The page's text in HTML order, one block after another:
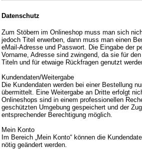
Datenschutz
Zum Stöbern im Onlineshop muss man sich
jedoch Titel erwerben, dann muss man einen
eMail-Adresse und Passwort. Die Eingabe der
Vorname, Adresse sind zwingend, da sie für
Titeln und für etwaige Rückfragen genutzt
Kundendaten/Weitergabe
Die Kundendaten werden bei einer Bestellung
übermittelt. Eine Weitergabe an Dritte erfolgt
Onlineshops sind in einem professionellen
geschützten Umgebung gespeichert und der
entsprechender Berechtigung möglich.
Mein Konto
Im Bereich „Mein Konto“ können die
nötig geändert werden.